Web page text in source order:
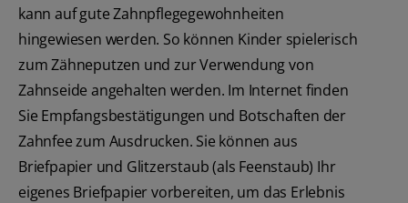
kann auf gute Zahnpflegegewohnheiten
hingewiesen werden. So können Kinder spielerisch
zum Zähneputzen und zur Verwendung von
Zahnseide angehalten werden. Im Internet finden
Sie Empfangsbestätigungen und Botschaften der
Zahnfee zum Ausdrucken. Sie können aus
Briefpapier und Glitzerstaub (als Feenstaub) Ihr
eigenes Briefpapier vorbereiten, um das Erlebnis